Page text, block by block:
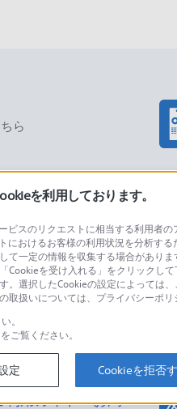
ら
るお問い合わせ
用ガイド・お問
を利用しております。
スのリクエストに相当する利用者
おけるお客様の利用状況を分析す
一定の情報を収集する場合があり
Cookieを受け入れる」をクリックし
。選択したCookieの設定によっては
扱いについては、プライバシーポリ
。
をご覧ください。
定 Cookieを拒否